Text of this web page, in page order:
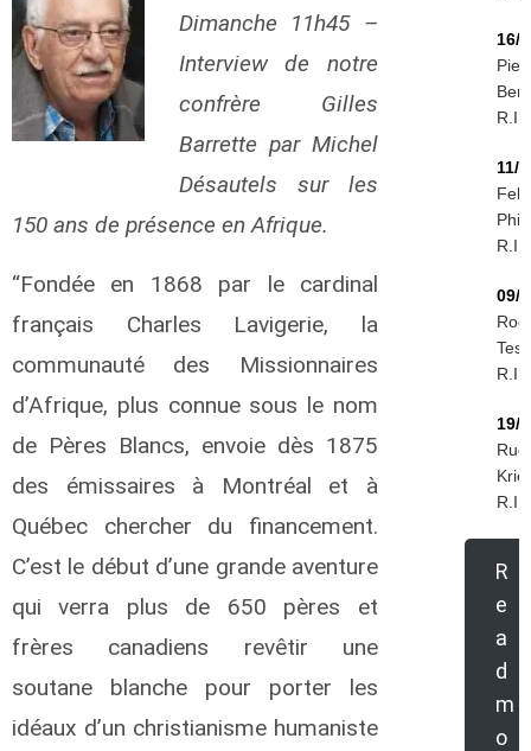
Dimanche 11h45 –
Interview de notre
confrère Gilles
Barrette par Michel
Désautels sur les
150 ans de présence en Afrique.
“Fondée en 1868 par le cardinal
français Charles Lavigerie, la
communauté des Missionnaires
d’Afrique, plus connue sous le nom
de Pères Blancs, envoie dès 1875
des émissaires à Montréal et à
Québec chercher du financement.
C’est le début d’une grande aventure
qui verra plus de 650 pères et
frères canadiens revêtir une
soutane blanche pour porter les
idéaux d’un christianisme humaniste
16/
Piet
11/
Felix
Phiri
09/
19/
R
e
a
d
m
o